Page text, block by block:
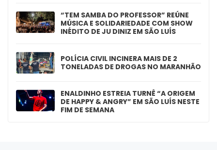
“TEM SAMBA DO PROFESSOR” REÚNE
MÚSICA E SOLIDARIEDADE COM SHOW
INÉDITO DE JU DINIZ EM SÃO LUÍS
POLÍCIA CIVIL INCINERA MAIS DE 2
TONELADAS DE DROGAS NO MARANHÃO
ENALDINHO ESTREIA TURNÊ “A ORIGEM
DE HAPPY & ANGRY” EM SÃO LUÍS NESTE
FIM DE SEMANA